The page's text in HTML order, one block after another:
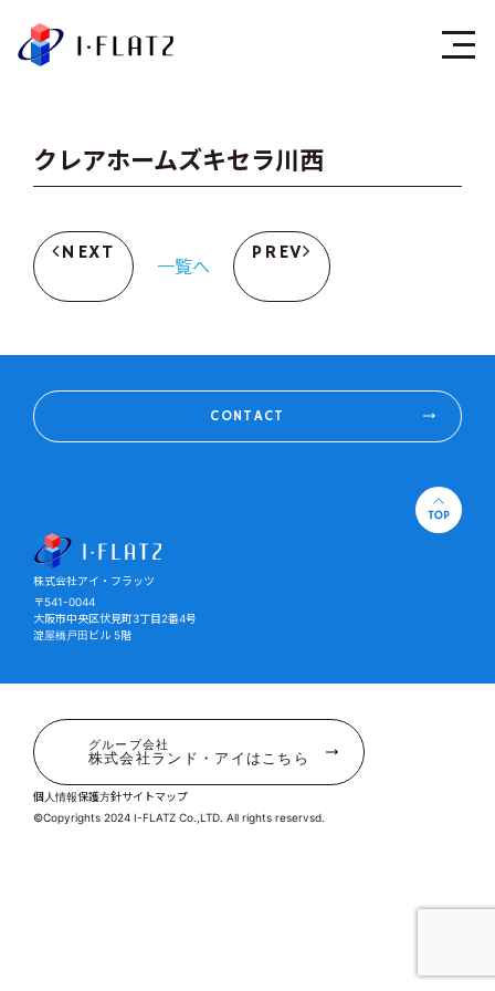
クレアホームズキセラ川西
NEXT
一覧へ
PREV
株式会社アイ・フラッツ
〒541-0044
大阪市中央区伏見町3丁目2番4号
淀屋橋戸田ビル 5階
CONTACT
グループ会社
株式会社ランド・アイはこちら
個人情報保護方針サイトマップ
©Copyrights 2024 I-FLATZ Co.,LTD. All rights reservsd.